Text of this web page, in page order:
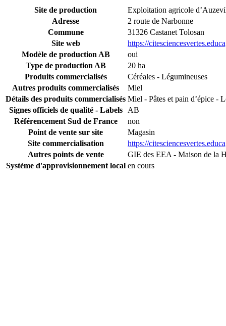
Site de production
Exploitation agricole
Adresse
2 route de Narbonne
Commune
31326 Castanet Tolosan
Site web
https://
Modèle de production AB
oui
Type de production AB
20 ha
Produits commercialisés
Céréales - Légumineuses
Autres produits commercialisés
Miel
Détails des produits commercialisés Miel - Pâtes et pain d’épice -
Signes officiels de qualité - Labels
AB
Référencement Sud de France
non
Point de vente sur site
Magasin
Site commercialisation
https://
Autres points de vente
GIE des EEA - Maison de la
Système d'approvisionnement local en cours